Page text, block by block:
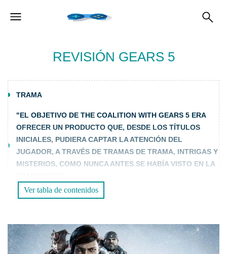
REVISIÓN GEARS 5
TRAMA
"EL OBJETIVO DE THE COALITION WITH GEARS 5 ERA
OFRECER UN PRODUCTO QUE, DESDE LOS TÍTULOS
INICIALES, PUDIERA CAPTAR LA ATENCIÓN DEL
JUGADOR, A TRAVÉS DE TRAMAS DE TRAMA, INTRIGAS Y
MISTERIOS, COMO NUNCA ANTES SE HABÍA VISTO EN LA
OTRAS MODALIDADES
Ver tabla de contenidos